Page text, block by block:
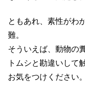
ともあれ、素性がわ
難。
そういえば、動物の
トムシと勘違いして
お気をつけください。